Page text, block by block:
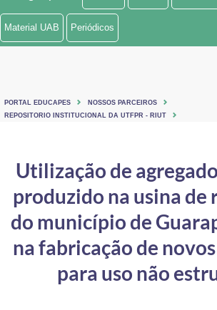
Ministério de Minas e Energia
Ministério do Turismo
Controladoria-Geral da União
Ministério da Mulher, da Família e dos Direitos Humanos
Secretaria-Geral
Secretaria de Governo
Material UAB Periódicos
PORTAL EDUCAPES
NOSSOS PARCEIROS
REPOSITORIO INSTITUCIONAL DA UTFPR - RIUT
Utilização de
produzido na usina de
do município de
na fabricação de
para uso não